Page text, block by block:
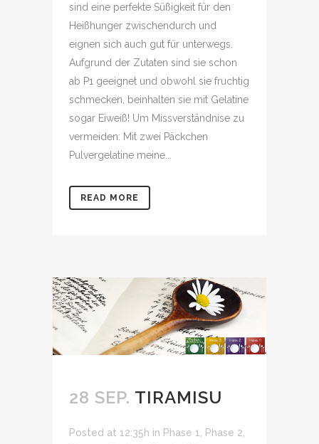
sind eine perfekte Süßigkeit für den
Heißhunger zwischendurch und
eignen sich auch gut für unterwegs.
Aufgrund der Zutaten sind sie schon
ab P1 geeignet und obwohl sie fruchtig
schmecken, beinhalten sie mit Gelatine
sogar Eiweiß! Um Missverständnise zu
vermeiden: Mit zwei Päckchen
Pulvergelatine meine...
READ MORE
28 SEP. TIRAMISU
Posted at 12:35h in Phase 1 Phase 2